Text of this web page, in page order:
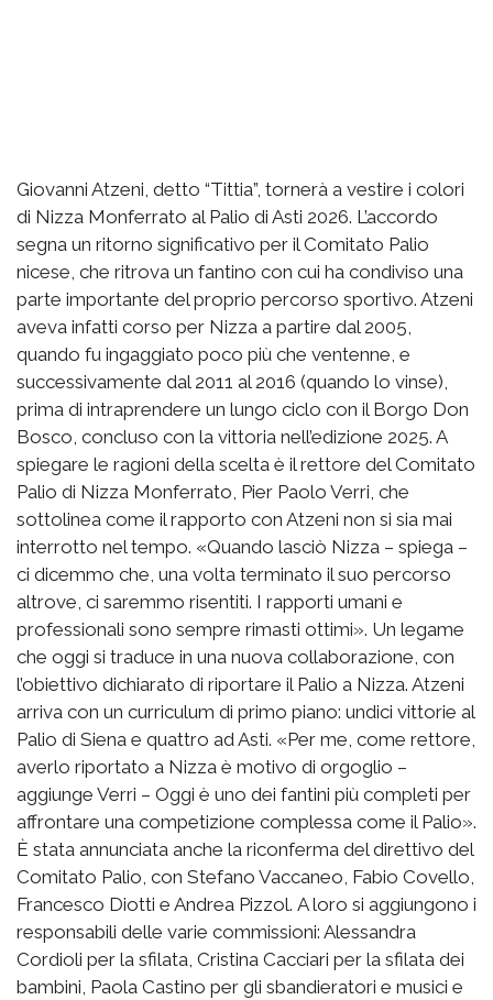
Giovanni Atzeni, detto “Tittia”, tornerà a vestire i colori
di Nizza Monferrato al Palio di Asti 2026. L’accordo
segna un ritorno significativo per il Comitato Palio
nicese, che ritrova un fantino con cui ha condiviso una
parte importante del proprio percorso sportivo. Atzeni
aveva infatti corso per Nizza a partire dal 2005,
quando fu ingaggiato poco più che ventenne, e
successivamente dal 2011 al 2016 (quando lo vinse),
prima di intraprendere un lungo ciclo con il Borgo Don
Bosco, concluso con la vittoria nell’edizione 2025. A
spiegare le ragioni della scelta è il rettore del Comitato
Palio di Nizza Monferrato, Pier Paolo Verri, che
sottolinea come il rapporto con Atzeni non si sia mai
interrotto nel tempo. «Quando lasciò Nizza – spiega –
ci dicemmo che, una volta terminato il suo percorso
altrove, ci saremmo risentiti. I rapporti umani e
professionali sono sempre rimasti ottimi». Un legame
che oggi si traduce in una nuova collaborazione, con
l’obiettivo dichiarato di riportare il Palio a Nizza. Atzeni
arriva con un curriculum di primo piano: undici vittorie al
Palio di Siena e quattro ad Asti. «Per me, come rettore,
averlo riportato a Nizza è motivo di orgoglio –
aggiunge Verri – Oggi è uno dei fantini più completi per
affrontare una competizione complessa come il Palio».
È stata annunciata anche la riconferma del direttivo del
Comitato Palio, con Stefano Vaccaneo, Fabio Covello,
Francesco Diotti e Andrea Pizzol. A loro si aggiungono i
responsabili delle varie commissioni: Alessandra
Cordioli per la sfilata, Cristina Cacciari per la sfilata dei
bambini, Paola Castino per gli sbandieratori e musici e